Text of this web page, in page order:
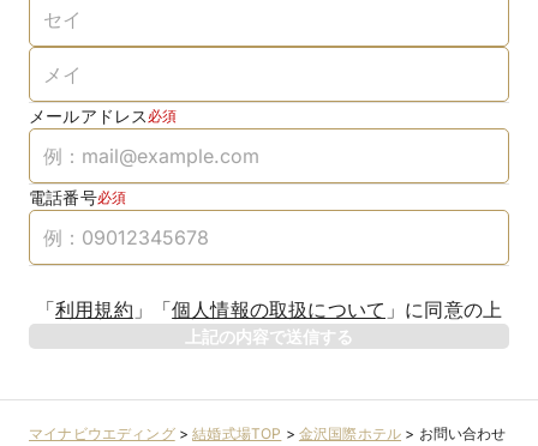
メールアドレス 必須
電話番号必須
「利用規約 」 「個人情報の取扱について 」 に同意の上
上記の内容で送信する
マイナビウエディング>結婚式場TOP > 金沢国際ホテル > お問い合わせ